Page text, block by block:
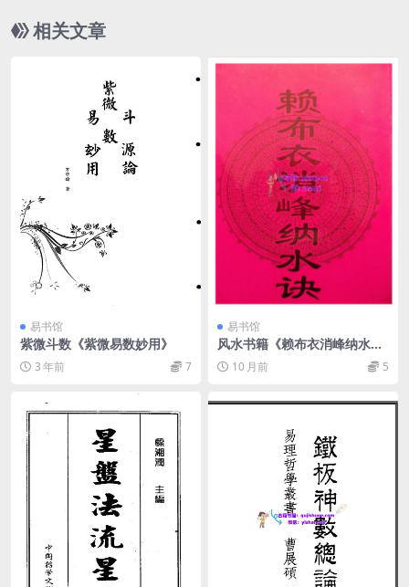
相关文章
易书馆
紫微斗数《紫微易数妙用》
3 年前 7
易书馆
风水书籍《赖布衣消峰纳水
诀》10 月前 5